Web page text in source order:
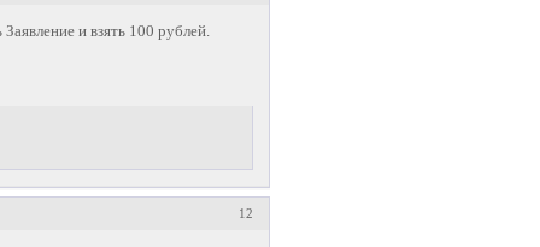
и взять 100 рублей.
12